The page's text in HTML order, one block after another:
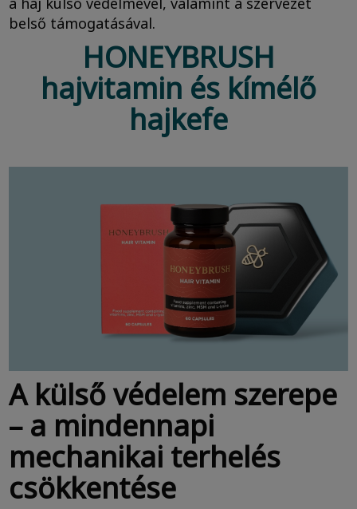
belső támogatásával.
HONEYBRUSH
hajvitamin és kímélő
hajkefe
A külső védelem szerepe
– a mindennapi
mechanikai terhelés
csökkentése